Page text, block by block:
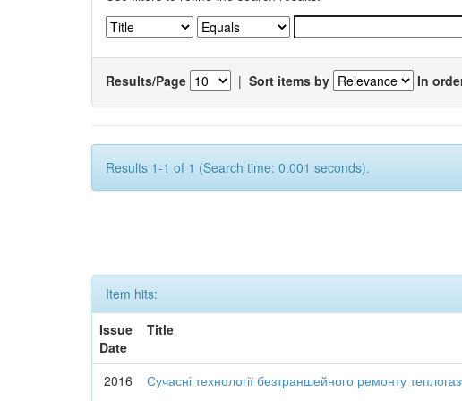
Results/Page | Sort items by In
Results 1-1 of 1 (Search time: 0.001 seconds).
Item hits:
Issue
Date
Title
2016 Сучасні технології безтраншейного ремонту